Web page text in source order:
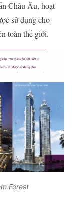
Châu Âu, hoạt
sử dụng cho
toàn thế giới.
Forest